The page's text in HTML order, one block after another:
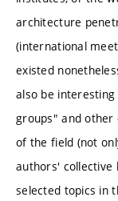
architecture
(international
existed
also be
groups" and
of the field (not
authors' collective
selected topics in